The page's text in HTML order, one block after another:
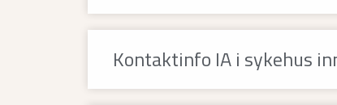
Kontaktinfo IA i sykehus